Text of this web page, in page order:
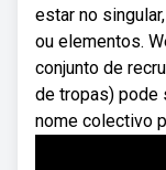
estar no
ou elementos.
conjunto de
de tropas) pode
nome colectivo